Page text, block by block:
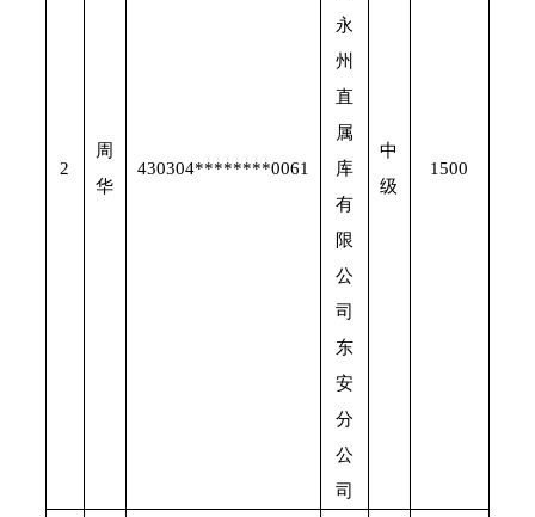
2
周
华
430304********0061
永
州
直
属
库
有
限
公
司
东
安
分
公
司
中
级
1500